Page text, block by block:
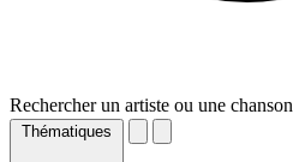
Rechercher un artiste ou une chanson
Thématiques